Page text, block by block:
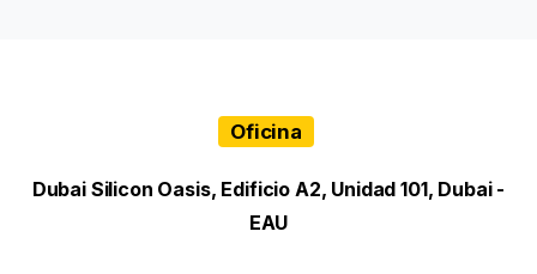
Oficina
Dubai Silicon Oasis, Edificio A2, Unidad 101, Dubai -
EAU